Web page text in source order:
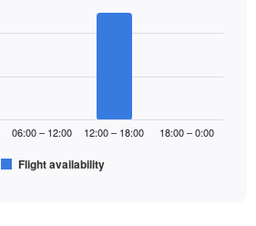
Flight availability
06:00 – 12:00 12:00 – 18:00 18:00 – 0:00